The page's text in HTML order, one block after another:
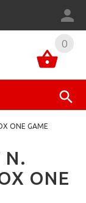
0
0
ONE GAME
N.
ONE